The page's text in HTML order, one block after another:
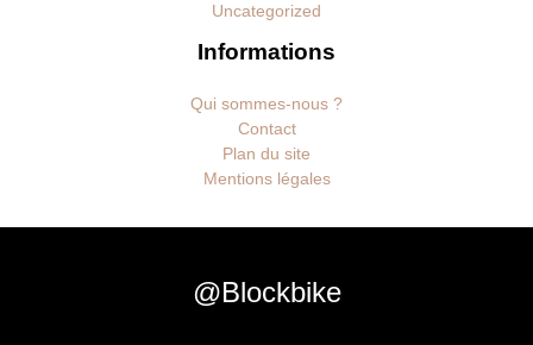
Uncategorized
Informations
Qui sommes-nous ?
Contact
Plan du site
Mentions légales
@Blockbike